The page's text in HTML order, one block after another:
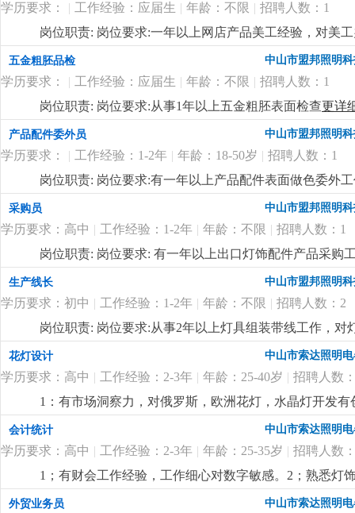
学历要求： | 工作经验：应届生 | 年龄：不限 | 招聘人数：1
岗位职责: 岗位要求:一年以上网店产品美工经验，对美
五金粗胚品检 中山市盟邦照明
学历要求： | 工作经验：应届生 | 年龄：不限 | 招聘人数：1
岗位职责: 岗位要求:从事1年以上五金粗胚表面检查更详
产品配件委外员 中山市盟邦照明
学历要求： | 工作经验：1-2年 | 年龄：18-50岁 | 招聘人数：1
岗位职责: 岗位要求:有一年以上产品配件表面做色委外
采购员 中山市盟邦照明
学历要求：高中 | 工作经验：1-2年 | 年龄：不限 | 招聘人数：1
岗位职责: 岗位要求: 有一年以上出口灯饰配件产品采购
的责任心及良好的沟通能力。更详细...
生产线长 中山市盟邦照明
学历要求：初中 | 工作经验：1-2年 | 年龄：不限 | 招聘人数：2
岗位职责: 岗位要求:从事2年以上灯具组装带线工作，
产品安全规定有一定的了解，能合理安排作业员的工作
详细
花灯设计 中山市索达照明
学历要求：高中 | 工作经验：2-3年 | 年龄：25-40岁 | 招聘人数
1：有市场洞察力，对俄罗斯，欧洲花灯，水晶灯开发
力。更详细...
会计统计 中山市索达照明
学历要求：高中 | 工作经验：2-3年 | 年龄：25-35岁 | 招聘人数
1；有财会工作经验，工作细心对数字敏感。2；熟悉灯
核算，懂看产品bom表。更详细...
外贸业务员 中山市索达照明